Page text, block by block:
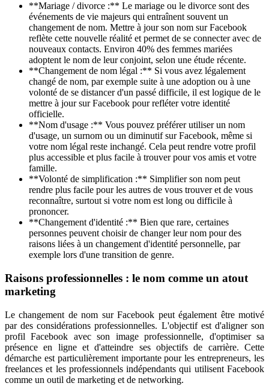
**Mariage / divorce :** Le mariage ou le divorce sont des
événements de vie majeurs qui entraînent souvent un
changement de nom. Mettre à jour son nom sur Facebook
reflète cette nouvelle réalité et permet de se connecter avec de
nouveaux contacts. Environ 40% des femmes mariées
adoptent le nom de leur conjoint, selon une étude récente.
**Changement de nom légal :** Si vous avez légalement
changé de nom, par exemple suite à une adoption ou à une
volonté de se distancer d'un passé difficile, il est logique de le
mettre à jour sur Facebook pour refléter votre identité
officielle.
**Nom d'usage :** Vous pouvez préférer utiliser un nom
d'usage, un surnom ou un diminutif sur Facebook, même si
votre nom légal reste inchangé. Cela peut rendre votre profil
plus accessible et plus facile à trouver pour vos amis et votre
famille.
**Volonté de simplification :** Simplifier son nom peut
rendre plus facile pour les autres de vous trouver et de vous
reconnaître, surtout si votre nom est long ou difficile à
prononcer.
**Changement d'identité :** Bien que rare, certaines
personnes peuvent choisir de changer leur nom pour des
raisons liées à un changement d'identité personnelle, par
exemple lors d'une transition de genre.
Raisons professionnelles : le nom comme un atout
marketing
Le changement de nom sur Facebook peut également être motivé
par des considérations professionnelles. L'objectif est d'aligner son
profil Facebook avec son image professionnelle, d'optimiser sa
présence en ligne et d'atteindre ses objectifs de carrière. Cette
démarche est particulièrement importante pour les entrepreneurs, les
freelances et les professionnels indépendants qui utilisent Facebook
comme un outil de marketing et de networking.